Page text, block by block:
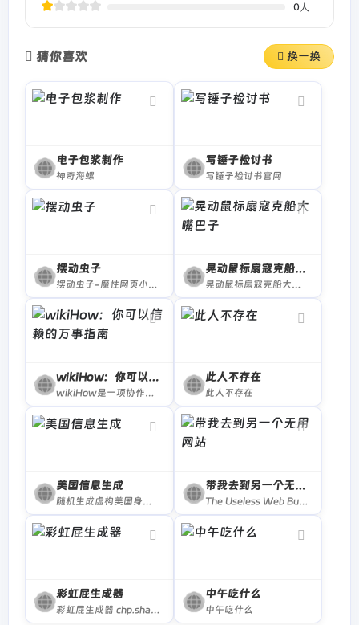
0 人
猜你喜欢 换一换
电子包浆制作
神奇海螺
写锤子检讨书
写锤子检讨书官网
摆动虫子
摆动虫子-魔性网页小游戏-在线游戏
晃动鼠标扇寇克船大嘴巴子
晃动鼠标扇寇克船大嘴巴子
wikiHow：你可以信赖的万事指南
wikiHow是一项协作项目，目标是建立世界最大的最高质量的指导手册。无论您想做什么，我们的多语种指导手册都可以为您提供免费的逐步指导。
此人不存在
此人不存在
美国信息生成
随机生成虚构美国身份，包括姓名，地址，电话，职称，信用卡，身高，体重等信息，获取美国人信息，获取美国人地址
带我去到另一个无用网站
The Useless Web Button... take me somewhere... useless. The perfect button for the bored, or those looking to find random sites online!
彩虹屁生成器
彩虹屁生成器 chp.shadiao.app
中午吃什么
中午吃什么